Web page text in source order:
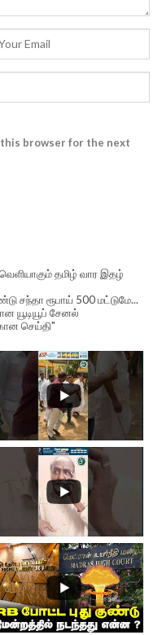
this browser for the next
தமிழ் வார இதழ்
சந்தா ரூபாய் 500 மட்டுமே...
யூடியூப் சேனல்
செய்தி"